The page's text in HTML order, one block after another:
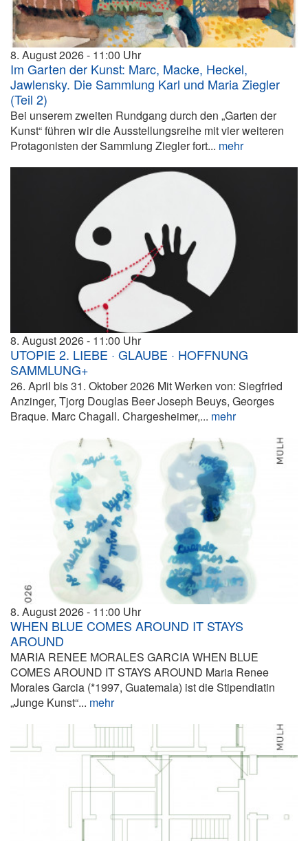
8. August 2026 11:00
Im Garten der Kunst: Marc, Macke, Heckel,
Jawlensky. Die Sammlung Karl und Maria Ziegler
(Teil 2)
Bei unserem zweiten Rundgang durch den „Garten der
Kunst“ führen wir die Ausstellungsreihe mit vier weiteren
Protagonisten der Sammlung Ziegler fort... mehr
8. August 2026 11:00
UTOPIE 2. LIEBE · GLAUBE · HOFFNUNG
SAMMLUNG+
26. April bis 31. Oktober 2026 Mit Werken von: Siegfried
Anzinger, Tjorg Douglas Beer Joseph Beuys, Georges
Braque. Marc Chagall. Chargesheimer,... mehr
8. August 2026 11:00
WHEN BLUE COMES AROUND IT STAYS
AROUND
MARIA RENEE MORALES GARCIA WHEN BLUE
COMES AROUND IT STAYS AROUND Maria Renee
Morales Garcia (*1997, Guatemala) ist die Stipendiatin
„Junge Kunst“... mehr